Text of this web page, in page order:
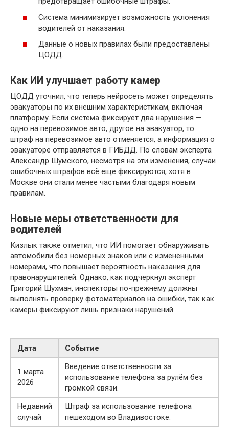
Система минимизирует возможность уклонения
водителей от наказания.
Данные о новых правилах были предоставлены
ЦОДД.
Как ИИ улучшает работу камер
ЦОДД уточнил, что теперь нейросеть может определять
эвакуаторы по их внешним характеристикам, включая
платформу. Если система фиксирует два нарушения —
одно на перевозимое авто, другое на эвакуатор, то
штраф на перевозимое авто отменяется, а информация о
эвакуаторе отправляется в ГИБДД. По словам эксперта
Александр Шумского, несмотря на эти изменения, случаи
ошибочных штрафов всё еще фиксируются, хотя в
Москве они стали менее частыми благодаря новым
правилам.
Новые меры ответственности для
водителей
Кизлык также отметил, что ИИ помогает обнаруживать
автомобили без номерных знаков или с изменёнными
номерами, что повышает вероятность наказания для
правонарушителей. Однако, как подчеркнул эксперт
Григорий Шухман, инспекторы по-прежнему должны
выполнять проверку фотоматериалов на ошибки, так как
камеры фиксируют лишь признаки нарушений.
Дата Событие
1 марта
2026
Введение ответственности за
использование телефона за рулём без
громкой связи.
Недавний
случай
Штраф за использование телефона
пешеходом во Владивостоке.